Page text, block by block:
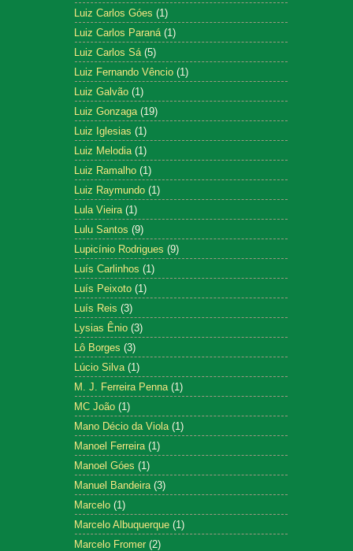
Luiz Carlos Góes (1)
Luiz Carlos Paraná (1)
Luiz Carlos Sá (5)
Luiz Fernando Vêncio (1)
Luiz Galvão (1)
Luiz Gonzaga (19)
Luiz Iglesias (1)
Luiz Melodia (1)
Luiz Ramalho (1)
Luiz Raymundo (1)
Lula Vieira (1)
Lulu Santos (9)
Lupicínio Rodrigues (9)
Luís Carlinhos (1)
Luís Peixoto (1)
Luís Reis (3)
Lysias Ênio (3)
Lô Borges (3)
Lúcio Silva (1)
M. J. Ferreira Penna (1)
MC João (1)
Mano Décio da Viola (1)
Manoel Ferreira (1)
Manoel Góes (1)
Manuel Bandeira (3)
Marcelo (1)
Marcelo Albuquerque (1)
Marcelo Fromer (2)